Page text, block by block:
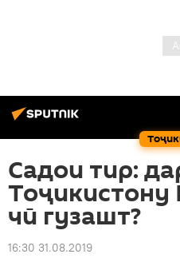
Садои тир:
Тоҷикистону
чӣ гузашт?
16:30 31.08.2019